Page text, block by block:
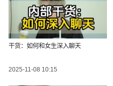
干货：如何和女生深入聊天
2025-11-08 10:15